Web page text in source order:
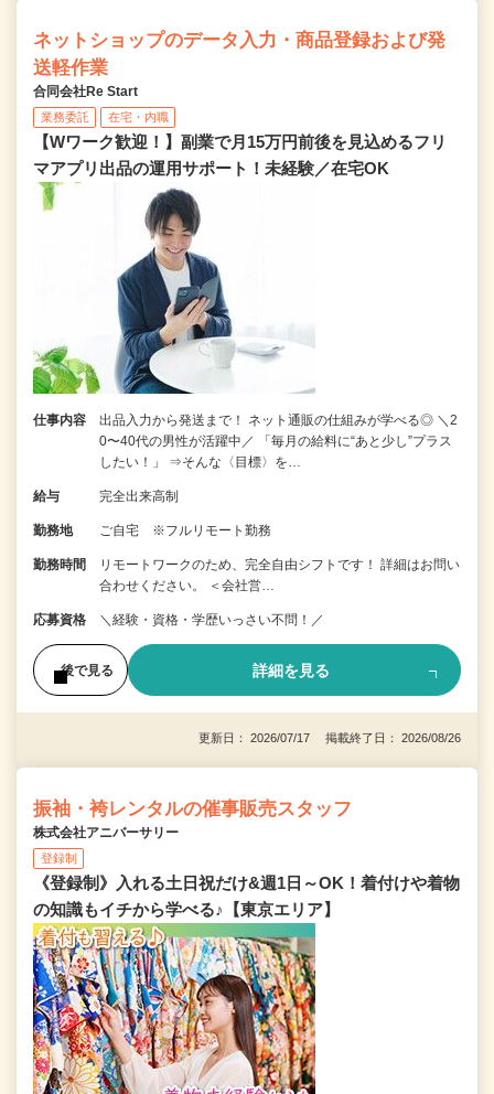
ネットショップのデータ入力・商品登録および発
送軽作業
合同会社Re Start
業務委託 在宅・内職
【Wワーク歓迎！】副業で月15万円前後を見込めるフリ
マアプリ出品の運用サポート！未経験／在宅OK
仕事内容
出品入力から発送まで！ ネット通販の仕組みが学べる◎ ＼2
0〜40代の男性が活躍中／ 「毎月の給料に“あと少し”プラス
したい！」 ⇒そんな〈目標〉を…
給与 完全出来高制
勤務地 ご自宅 ※フルリモート勤務
勤務時間
リモートワークのため、完全自由シフトです！ 詳細はお問い
合わせください。 ＜会社営…
応募資格 ＼経験・資格・学歴いっさい不問！／
後で見る 詳細を見る
更新日： 2026/07/17 掲載終了日： 2026/08/26
振袖・袴レンタルの催事販売スタッフ
株式会社アニバーサリー
登録制
《登録制》入れる土日祝だけ&週1日～OK！着付けや着物
の知識もイチから学べる♪【東京エリア】